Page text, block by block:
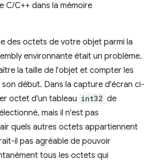
C/C++ dans la mémoire
des octets de votre objet parmi la
environnante était un problème.
la taille de l'objet et compter les
début. Dans la capture d'écran ci-
octet d'un tableau int32 de
mais il n'est pas
quels autres octets appartiennent
il pas agréable de pouvoir
tous les octets qui